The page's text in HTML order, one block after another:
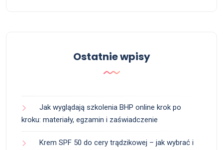
Ostatnie wpisy
Jak wyglądają szkolenia BHP online krok po
kroku: materiały, egzamin i zaświadczenie
Krem SPF 50 do cery trądzikowej – jak wybrać i